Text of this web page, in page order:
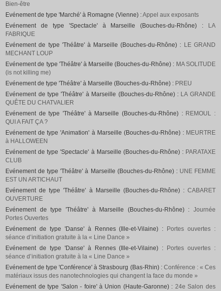
Bien-être
Evénement de type 'Marché' à Romagne (Vienne) :Appel aux exposants
Evénement de type 'Spectacle' à Marseille (Bouches-du-Rhône) :
LA
FABRIQUE
Evénement de type 'Théâtre' à Marseille (Bouches-du-Rhône) : LE GRAND
MECHANT LOUP
Evénement de type 'Théâtre' à Marseille (Bouches-du-Rhône) : MA SOLITUDE
(is not killing me)
Evénement de type 'Théâtre' à Marseille (Bouches-du-Rhône) : PREU
Evénement de type 'Théâtre' à Marseille (Bouches-du-Rhône) : LA GRANDE
QUÊTE DU CHATVALIER
Evénement de type 'Théâtre' à Marseille (Bouches-du-Rhône) : REMOUL :
QUI A FAIT ÇA ?
Evénement de type 'Animation' à Marseille (Bouches-du-Rhône) : MEURTRE
à HALLOWEEN
Evénement de type 'Spectacle' à Marseille (Bouches-du-Rhône) : PARATAXE
CLUB
Evénement de type 'Théâtre' à Marseille (Bouches-du-Rhône) : UNE FEMME
EST UN ARTICHAUT
Evénement de type 'Théâtre' à Marseille (Bouches-du-Rhône) : CABARET
OUVERTURE
Evénement de type 'Théâtre' à Marseille (Bouches-du-Rhône) : Journée
Portes Ouvertes
Evénement de type 'Danse' à Rennes (Ille-et-Vilaine) :
Portes ouvertes :
séance d’initiation gratuite à la « Line Dance »
Evénement de type 'Danse' à Rennes (Ille-et-Vilaine) :
Portes ouvertes :
séance d’initiation gratuite à la « Line Dance »
Evénement de type 'Conférence' à Strasbourg (Bas-Rhin) : Conférence : « Ces
matériaux issus des nanotechnologies qui changent la face du monde »
Evénement de type 'Salon - foire' à Union (Haute-Garonne) : 24e Salon des